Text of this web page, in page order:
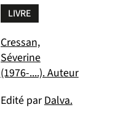
LIVRE
Cressan,
Séverine
(1976-....). Auteur
Edité parDalva.